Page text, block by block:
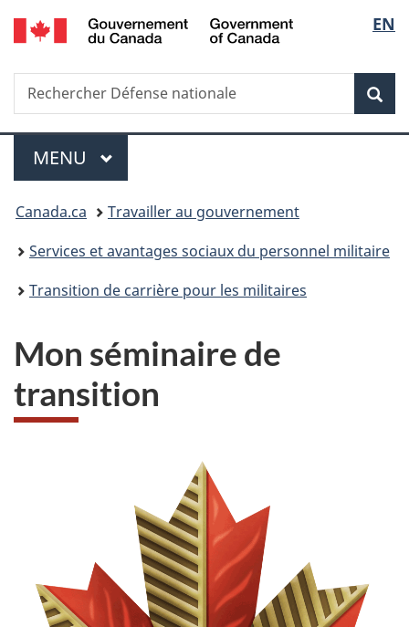
Passer
au
principal
Passer
à
Au
du
Passer
à
version
simplifiée
de
la
EN
Recherche
Rechercher
Défense
Menu
MENU PRINCIPAL
Vous
êtes
ici :
Canada.ca
Travailler au gouvernement
Services et avantages sociaux du personnel militaire
Transition de carrière pour les militaires
Mon séminaire de
transition